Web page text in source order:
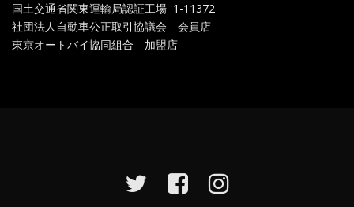
国土交通省関東運輸局認証工場 1-11372
社団法人自動車公正取引協議会 会員店
東京オートバイ協同組合 加盟店